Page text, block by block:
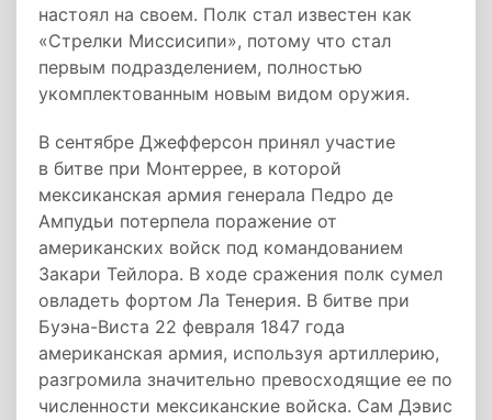
настоял на своем. Полк стал известен как
«Стрелки Миссисипи», потому что стал
первым подразделением, полностью
укомплектованным новым видом оружия.
В сентябре Джефферсон принял участие
в битве при Монтеррее, в которой
мексиканская армия генерала Педро де
Ампудьи потерпела поражение от
американских войск под командованием
Закари Тейлора. В ходе сражения полк сумел
овладеть фортом Ла Тенерия. В битве при
Буэна-Виста 22 февраля 1847 года
американская армия, используя артиллерию,
разгромила значительно превосходящие ее по
численности мексиканские войска. Сам Дэвис